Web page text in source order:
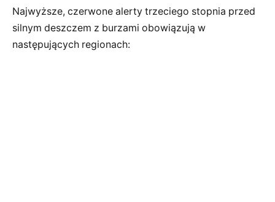
Najwyższe, czerwone alerty trzeciego stopnia przed
silnym deszczem z burzami obowiązują w
następujących regionach: